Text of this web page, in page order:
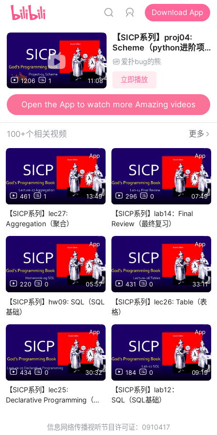
Download App
1206 1 11:08
【SICP系列】proj04:
Scheme（python进阶项
目 Scheme解释器）- 计算
机程序的构造与解释
爱扑bug的熊
立即播放
Open the App to watch more Amazing videos
100+个相关视频 更多
461 1 13:49
App
【SICP系列】lec27:
Aggregation（聚合）
296 0 07:49
App
【SICP系列】lab14：Final
Review（最终复习）
220 0 05:57
App
【SICP系列】hw09: SQL（SQL
基础）
431 0 33:11
App
【SICP系列】lec26: Table（表
格）
434 0 30:32
App
【SICP系列】lec25:
Declarative Programming（申
184 0 09:19
App
【SICP系列】lab12：
SQL（SQL基础）
信息网络传播视听节目许可证：0910417